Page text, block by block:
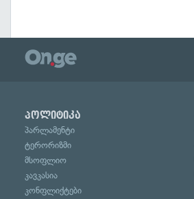
პოლიტიკა
პარლამენტი
ტერორიზმი
მსოფლიო
კავკასია
კონფლიქტები